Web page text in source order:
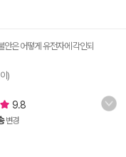
안은 어떻게 유전자에 각인되
)
9.8
변경